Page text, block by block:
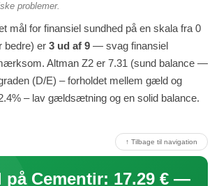
problemer.
mål for finansiel sundhed på en skala fra 0
bedre) er 3 ud af 9 — svag finansiel
Altman Z2 er 7.31 (sund balance —
(D/E) – forholdet mellem gæld og
– lav gældsætning og en solid balance.
↑ Tilbage til navigation
på Cementir: 17.29 € —